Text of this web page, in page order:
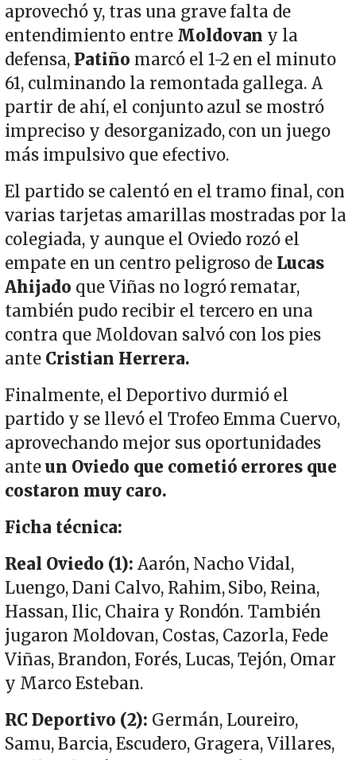
aprovechó y, tras una grave falta de
entendimiento entre Moldovan y la
defensa, Patiño marcó el 1-2 en el minuto
61, culminando la remontada gallega. A
partir de ahí, el conjunto azul se mostró
impreciso y desorganizado, con un juego
más impulsivo que efectivo.
El partido se calentó en el tramo final, con
varias tarjetas amarillas mostradas por la
colegiada, y aunque el Oviedo rozó el
empate en un centro peligroso de Lucas
Ahijado que Viñas no logró rematar,
también pudo recibir el tercero en una
contra que Moldovan salvó con los pies
ante Cristian Herrera.
Finalmente, el Deportivo durmió el
partido y se llevó el Trofeo Emma Cuervo,
aprovechando mejor sus oportunidades
anteun Oviedo que cometió errores que
costaron muy caro.
Ficha técnica:
Real Oviedo (1): Aarón, Nacho Vidal,
Luengo, Dani Calvo, Rahim, Sibo, Reina,
Hassan, Ilic, Chaira y Rondón. También
jugaron Moldovan, Costas, Cazorla, Fede
Viñas, Brandon, Forés, Lucas, Tejón, Omar
y Marco Esteban.
RC Deportivo (2): Germán, Loureiro,
Samu, Barcia, Escudero, Gragera, Villares,